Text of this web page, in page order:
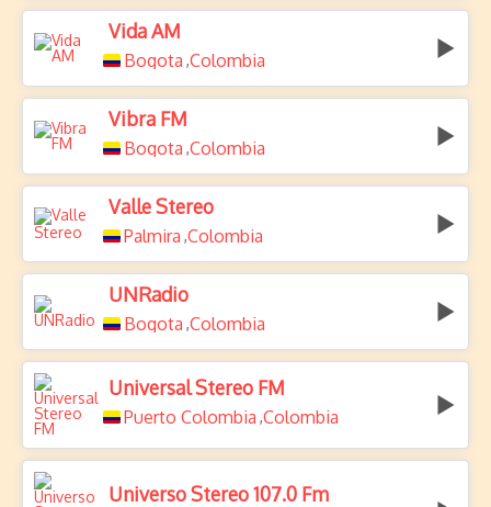
Vida AM
Bogota ,Colombia
Vibra FM
Bogota ,Colombia
Valle Stereo
Palmira ,Colombia
UNRadio
Bogota ,Colombia
Universal Stereo FM
Puerto Colombia ,Colombia
Universo Stereo 107.0 Fm